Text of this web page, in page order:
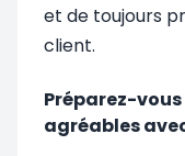
et de toujours
client.
Préparez-
agréables